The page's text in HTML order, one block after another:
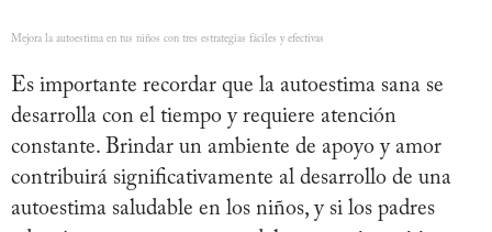
Mejora la autoestima en tus niños con tres estrategias fáciles y efectivas
Es importante recordar que la autoestima sana se
desarrolla con el tiempo y requiere atención
constante. Brindar un ambiente de apoyo y amor
contribuirá significativamente al desarrollo de una
autoestima saludable en los niños, y si los padres